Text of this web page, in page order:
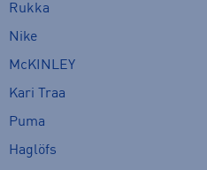
Rukka
Nike
McKINLEY
Kari Traa
Puma
Haglöfs